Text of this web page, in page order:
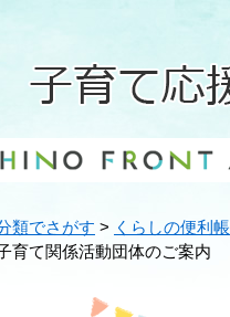
類でさがす > くらしの便利帳
育て関係活動団体のご案内